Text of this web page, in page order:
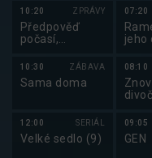
10:20 ZPRÁVY
Předpověď
počasí,
zprávy,
Události v
regionech plus
10:30 ZÁBAVA
Sama doma
12:00 SERIÁL
Velké sedlo (9)
07:20
jeho
08:10
hor:
09:05
GEN